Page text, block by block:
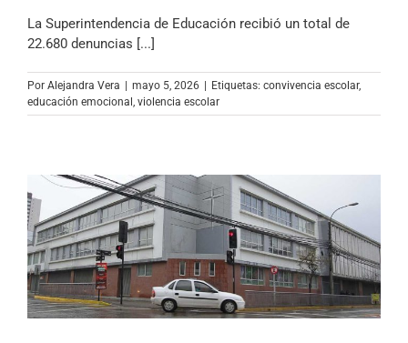
La Superintendencia de Educación recibió un total de
22.680 denuncias [...]
Por Alejandra Vera | mayo 5, 2026 | Etiquetas: convivencia escolar,
educación emocional violencia escolar